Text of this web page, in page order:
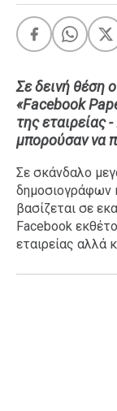
OMG
Xmas
LIFE
Food
Ταξίδια
Σπίτι
Σε δεινή θέση
«Facebook
της εταιρείας
μπορούσαν να
Σε σκάνδαλο
δημοσιογράφων
βασίζεται σε
Facebook
εταιρείας αλλά